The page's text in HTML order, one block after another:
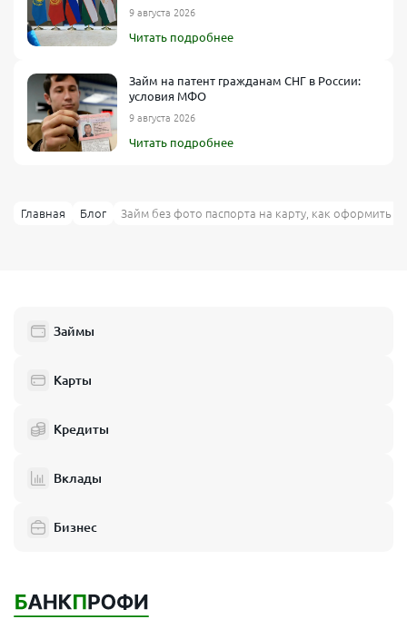
9 августа 2026
Читать подробнее
Займ на патент гражданам СНГ в России:
условия МФО
9 августа 2026
Читать подробнее
Главная Блог Займ без фото паспорта на карту, как оформить
Займы
Карты
Кредиты
Вклады
Бизнес